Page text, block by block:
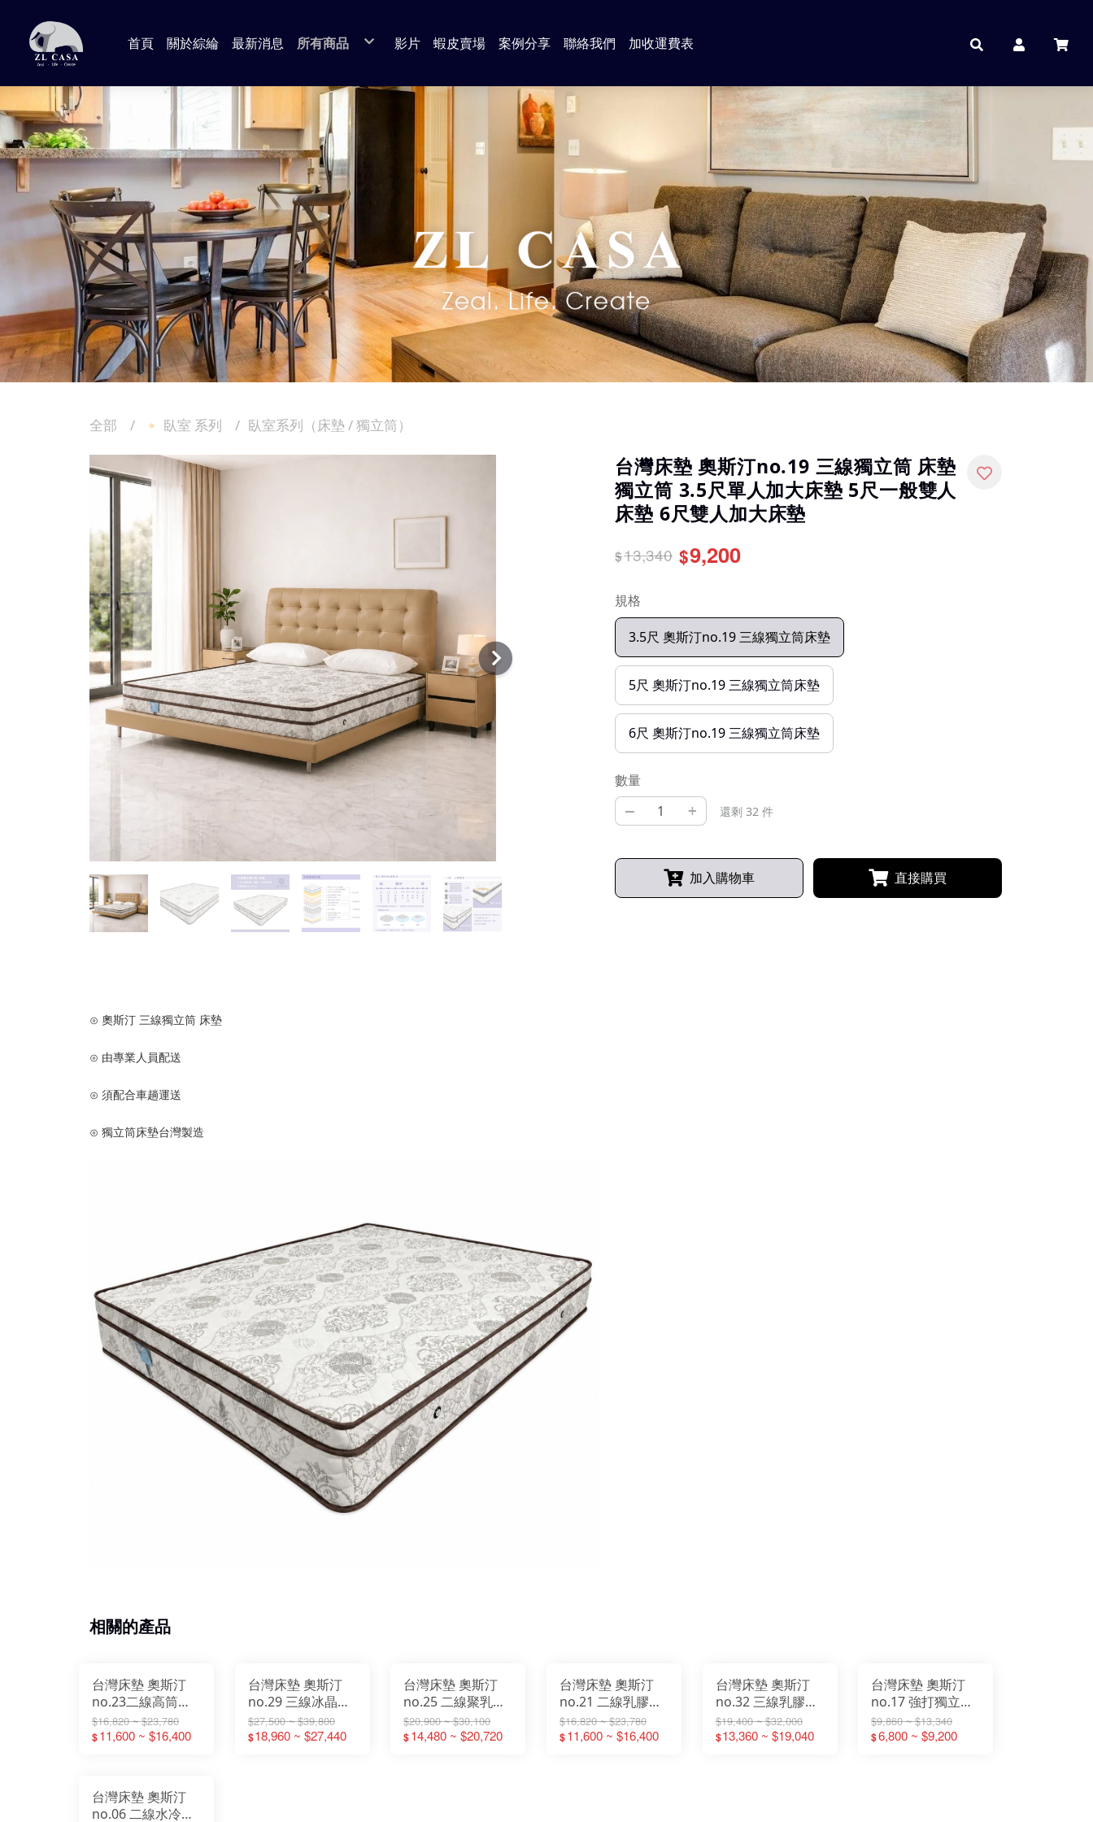
首頁 關於綜綸 最新消息 所有商品
📍James 北歐風 系列
📍輕工業 古橡木 系列
臥室系列（衣櫃 / 衣櫥）
🔸 客廳系列
客廳系列（電視櫃 / 茶几 / 邊几）
🔸 書房系列
書房系列 （書桌）
🔸 沙發套組
沙發
🔸 廚房 / 餐廳 系列
廚房系列（餐櫃 / 電器櫃 / 中島櫃 / 收納櫃）
📍加購專區
影片 蝦皮賣場 案例分享 聯絡我們 加收運費表
台灣床墊 奧斯汀no.19 三線獨立筒 床墊
獨立筒 3.5尺單人加大床墊 5尺一般雙人
床墊 6尺雙人加大床墊
$13,340 $9,200
規格
3.5尺 奧斯汀no.19 三線獨立筒床墊
5尺 奧斯汀no.19 三線獨立筒床墊
6尺 奧斯汀no.19 三線獨立筒床墊
數量
– + 還剩 32 件
加入購物車 直接購買
⊙ 奧斯汀 三線獨立筒 床墊
⊙ 由專業人員配送
⊙ 須配合車趟運送
⊙ 獨立筒床墊台灣製造
相關的產品
台灣床墊 奧斯汀
no.23二線高筒軟
獨立筒 床墊 3.5尺
單人加大床墊 5尺
$16,820 ~ $23,780
$11,600 ~ $16,400
台灣床墊 奧斯汀
no.29 三線冰晶乳
膠蜂巢 獨立筒 床
墊 3.5尺單人加大
$27,500 ~ $39,800
$18,960 ~ $27,440
台灣床墊 奧斯汀
no.25 二線聚乳膠
高筒獨立筒 床墊
3.5尺單人加大床墊
$20,900 ~ $30,100
$14,480 ~ $20,720
台灣床墊 奧斯汀
no.21 二線乳膠軟
獨立筒 床墊 獨立
筒 3.5尺單人加大
$16,820 ~ $23,780
$11,600 ~ $16,400
台灣床墊 奧斯汀
no.32 三線乳膠雙
色硬式獨立筒 床墊
3.5尺單人加大床墊
$19,400 ~ $32,000
$13,360 ~ $19,040
台灣床墊 奧斯汀
no.17 強打獨立筒
床墊 獨立筒 3.5尺
單人加大床墊 5尺
$9,860 ~ $13,340
$6,800 ~ $9,200
台灣床墊 奧斯汀
no.06 二線水冷膠
全部 🔸 臥室 系列 臥室系列（床墊 / 獨立筒）